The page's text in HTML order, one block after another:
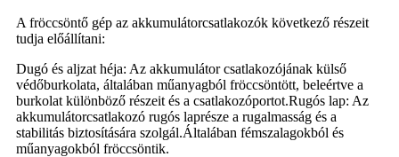
A fröccsöntő gép az akkumulátorcsatlakozók következő részeit
tudja előállítani:
Dugó és aljzat héja: Az akkumulátor csatlakozójának külső
védőburkolata, általában műanyagból fröccsöntött, beleértve a
burkolat különböző részeit és a csatlakozóportot.Rugós lap: Az
akkumulátorcsatlakozó rugós laprésze a rugalmasság és a
stabilitás biztosítására szolgál.Általában fémszalagokból és
műanyagokból fröccsöntik.